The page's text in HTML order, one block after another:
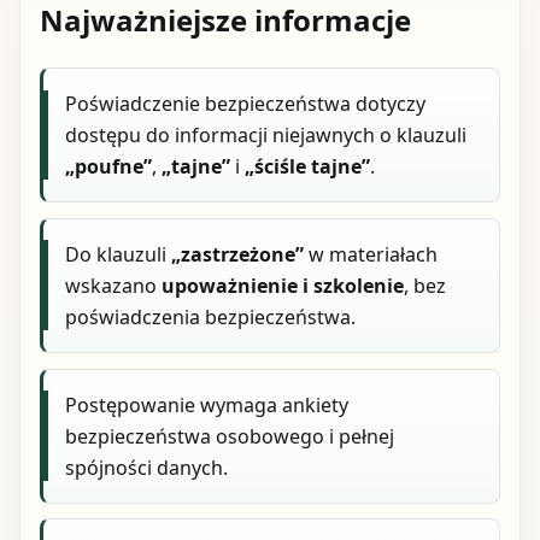
Najważniejsze informacje
Poświadczenie bezpieczeństwa dotyczy
dostępu do informacji niejawnych o klauzuli
„poufne”, „tajne” i „ściśle tajne”.
Do klauzuli „zastrzeżone”w materiałach
wskazano upoważnienie i szkolenie, bez
poświadczenia bezpieczeństwa.
Postępowanie wymaga ankiety
bezpieczeństwa osobowego i pełnej
spójności danych.